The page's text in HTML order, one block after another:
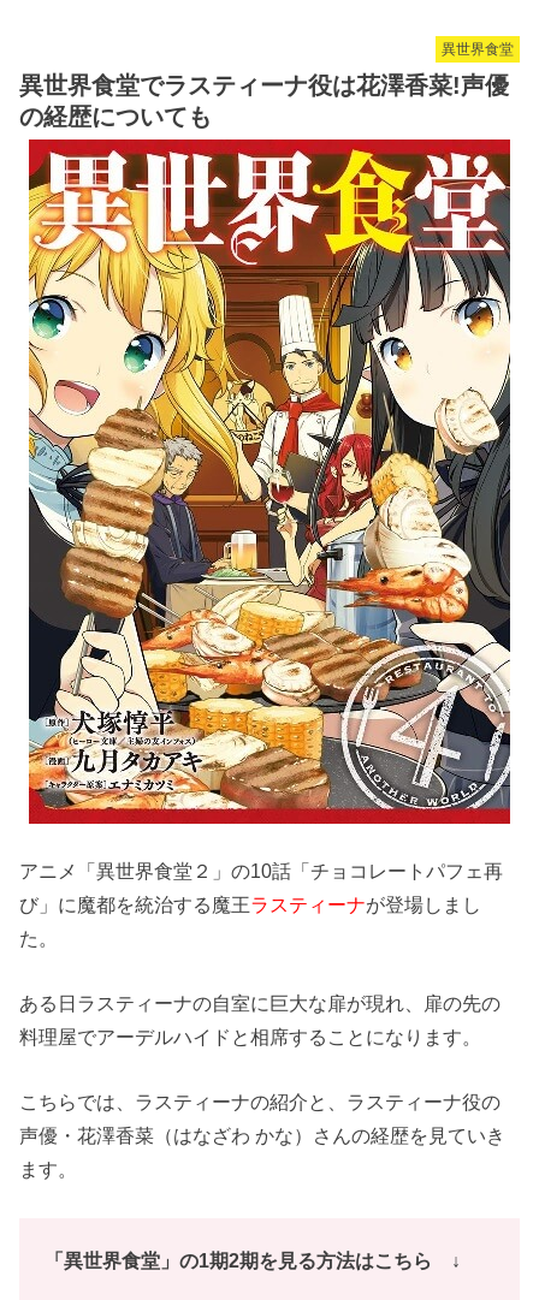
異世界食堂
異世界食堂でラスティーナ役は花澤香菜!声優
の経歴についても
アニメ「異世界食堂２」の10話「チョコレートパフェ再
び」に魔都を統治する魔王ラスティーナが登場しまし
た。
ある日ラスティーナの自室に巨大な扉が現れ、扉の先の
料理屋でアーデルハイドと相席することになります。
こちらでは、ラスティーナの紹介と、ラスティーナ役の
声優・花澤香菜（はなざわ かな）さんの経歴を見ていき
ます。
「異世界食堂」の1期2期を見る方法はこちら ↓